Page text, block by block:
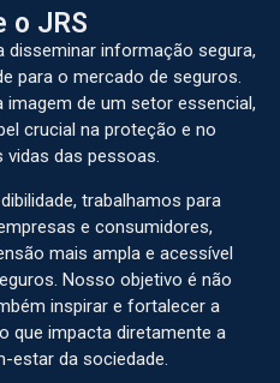
o JRS
disseminar informação segura,
para o mercado de seguros.
de um setor essencial,
crucial na proteção e no
vidas das pessoas.
trabalhamos para
e consumidores,
mais ampla e acessível
Nosso objetivo é não
inspirar e fortalecer a
que impacta diretamente a
estar da sociedade.